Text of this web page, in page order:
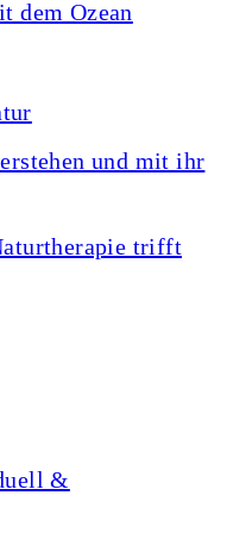
dem Ozean
und mit ihr
trifft
&